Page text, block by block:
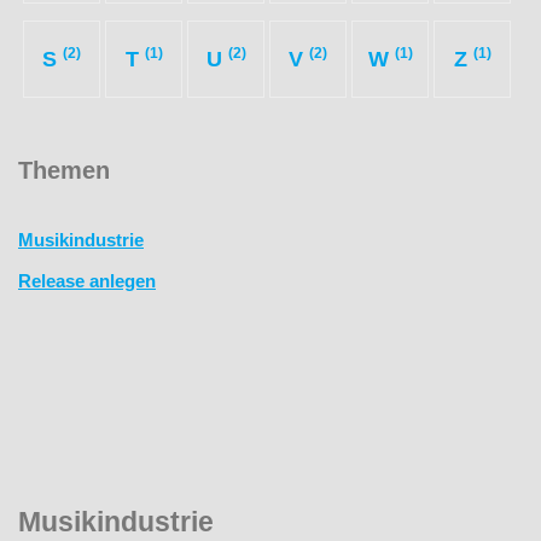
S (2) T (1) U (2) V (2) W (1) Z (1)
Themen
Musikindustrie
Release anlegen
Musikindustrie